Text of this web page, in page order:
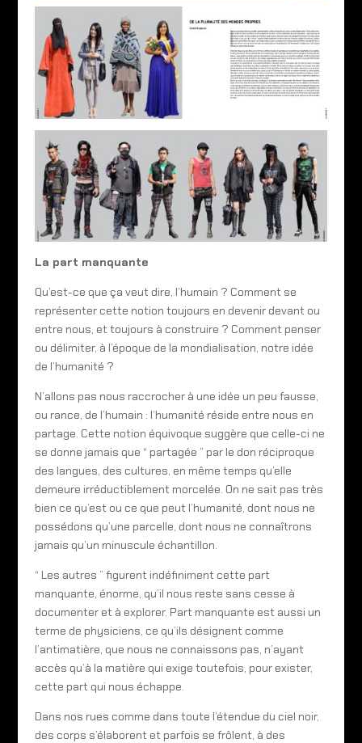
La part manquante
Qu’est-ce que ça veut dire, l’humain ? Comment se
représenter cette notion toujours en devenir devant ou
entre nous, et toujours à construire ? Comment penser
ou délimiter, à l’époque de la mondialisation, notre idée
de l’humanité ?
N’allons pas nous raccrocher à une idée un peu fausse,
ou rance, de l’humain : l’humanité réside entre nous en
partage. Cette notion équivoque suggère que celle-ci ne
se donne jamais que “ partagée ” par le don réciproque
des langues, des cultures, en même temps qu’elle
demeure irréductiblement morcelée. On ne sait pas très
bien ce qu’est ou ce que peut l’humanité, dont nous ne
possédons qu’une parcelle, dont nous ne connaîtrons
jamais qu’un minuscule échantillon.
“ Les autres ” figurent indéfiniment cette part
manquante, énorme, qu’il nous reste sans cesse à
documenter et à explorer. Part manquante est aussi un
terme de physiciens, ce qu’ils désignent comme
l’antimatière, que nous ne connaissons pas, n’ayant
accès qu’à la matière qui exige toutefois, pour exister,
cette part qui nous échappe.
Dans nos rues comme dans toute l’étendue du ciel noir,
des corps s’élaborent et parfois se frôlent, à des